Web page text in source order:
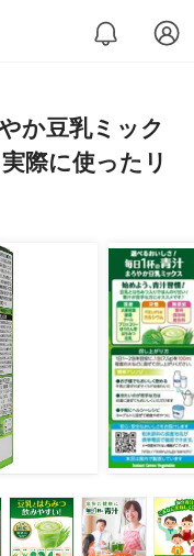
か豆乳ミック
際に使ったリ